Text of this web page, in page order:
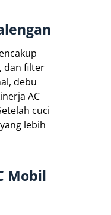
dan filter
debu
AC
cuci
lebih
Mobil